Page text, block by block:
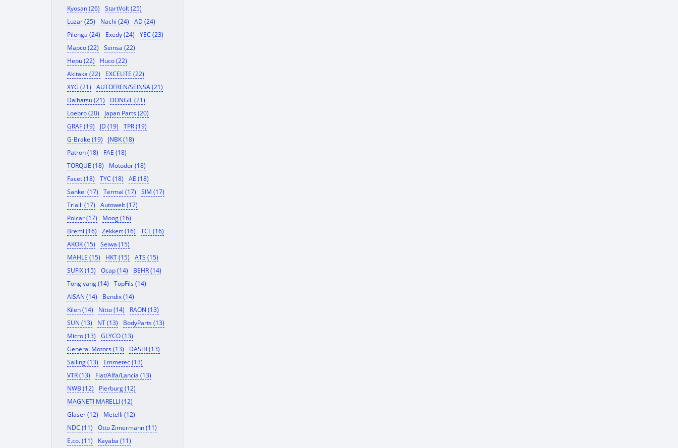
Kyosan (26)
StartVolt (25)
Luzar (25)
Nachi (24)
AD (24)
Pilenga (24)
Exedy (24)
YEC (23)
Mapco (22)
Seinsa (22)
Hepu (22)
Huco (22)
Akitaka (22)
EXCELITE (22)
XYG (21)
AUTOFREN/SEINSA (21)
Daihatsu (21)
DONGIL (21)
Loebro (20)
Japan Parts (20)
GRAF (19)
JD (19)
TPR (19)
G-Brake (19)
JNBK (18)
Patron (18)
FAE (18)
TORQUE (18)
Motodor (18)
Facet (18)
TYC (18)
AE (18)
Sankei (17)
Termal (17)
SIM (17)
Trialli (17)
Autowelt (17)
Polcar (17)
Moog (16)
Bremi (16)
Zekkert (16)
TCL (16)
AKOK (15)
Seiwa (15)
MAHLE (15)
HKT (15)
ATS (15)
SUFIX (15)
Ocap (14)
BEHR (14)
Tong yang (14)
TopFils (14)
AISAN (14)
Bendix (14)
Kilen (14)
Nitto (14)
RAON (13)
SUN (13)
NT (13)
BodyParts (13)
Micro (13)
GLYCO (13)
General Motors (13)
DASHI (13)
Sailing (13)
Emmetec (13)
VTR (13)
Fiat/Alfa/Lancia (13)
NWB (12)
Pierburg (12)
MAGNETI MARELLI (12)
Glaser (12)
Metelli (12)
NDC (11)
Otto Zimermann (11)
E.co. (11)
Kayaba (11)